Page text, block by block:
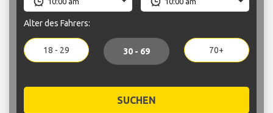
Alter des Fahrers:
18 - 29 30 - 69 70+
SUCHEN